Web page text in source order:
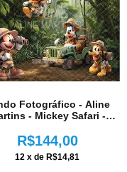
Fotográfico - Aline
- Mickey Safari -
R$144,00
12 x de R$14,81